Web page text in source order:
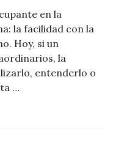
en la
la facilidad con la
Hoy, si un
la
entenderlo o
…